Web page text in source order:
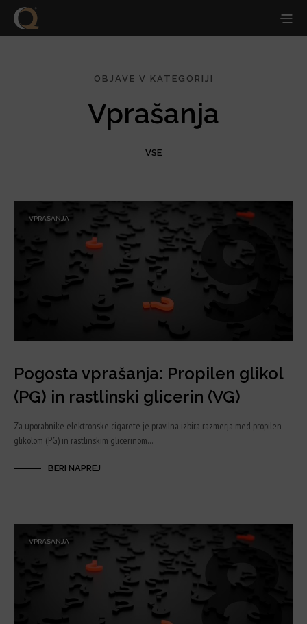
OBJAVE V KATEGORIJI
Vprašanja
VSE
VPRAŠANJA
Pogosta vprašanja: Propilen glikol
(PG) in rastlinski glicerin (VG)
Za uporabnike elektronske cigarete je pravilna izbira razmerja med propilen
glikolom (PG) in rastlinskim glicerinom…
BERI NAPREJ
VPRAŠANJA